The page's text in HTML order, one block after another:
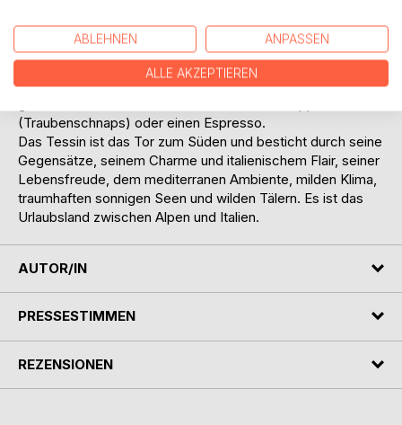
mit Salami, rohem Schinken und Bündner Fleisch),
Formaggini oder Piora (Käse), dazu wird einheimischer
Wein "Merlot di Ticino" oder "Nostrano" im Boccalino
(Keramikkrüglein) und aus der Tazzina (Steinguttasse)
(Traubenschnaps) oder einen Espresso.
Das Tessin ist das Tor zum Süden und besticht durch seine
Gegensätze, seinem Charme und italienischem Flair, seiner
Lebensfreude, dem mediterranen Ambiente, milden Klima,
traumhaften sonnigen Seen und wilden Tälern. Es ist das
Urlaubsland zwischen Alpen und Italien.
AUTOR/IN
PRESSESTIMMEN
REZENSIONEN
ABLEHNEN ANPASSEN
ALLE AKZEPTIEREN